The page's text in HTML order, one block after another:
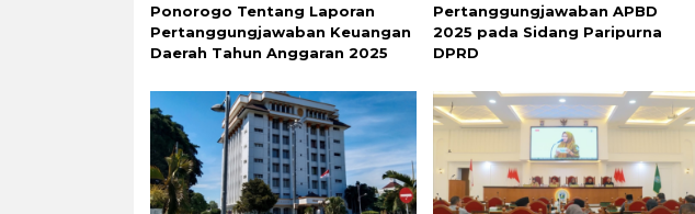
Ponorogo Tentang Laporan
Pertanggungjawaban Keuangan
Daerah Tahun Anggaran 2025
Pertanggungjawaban APBD
2025 pada Sidang Paripurna
DPRD